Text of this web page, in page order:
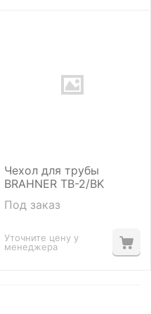
Чехол для трубы
BRAHNER TB-2/BK
Под заказ
Уточните цену у
менеджера